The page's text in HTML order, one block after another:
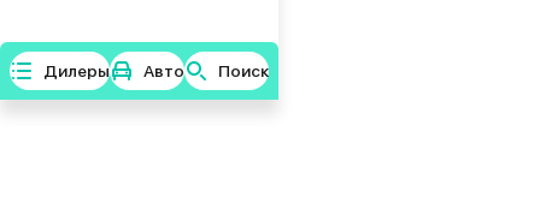
Дилеры Авто Поиск